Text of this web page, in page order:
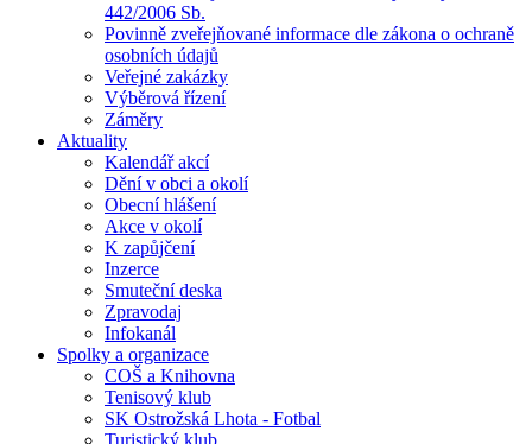
442/2006 Sb.
Povinně zveřejňované informace dle zákona o ochraně
osobních údajů
Veřejné zakázky
Výběrová řízení
Záměry
Aktuality
Kalendář akcí
Dění v obci a okolí
Obecní hlášení
Akce v okolí
K zapůjčení
Inzerce
Smuteční deska
Zpravodaj
Infokanál
Spolky a organizace
COŠ a Knihovna
Tenisový klub
SK Ostrožská Lhota - Fotbal
Turistický klub